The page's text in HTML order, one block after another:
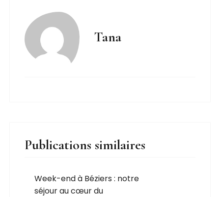
Tana
Publications similaires
Week-end à Béziers : notre
séjour au cœur du